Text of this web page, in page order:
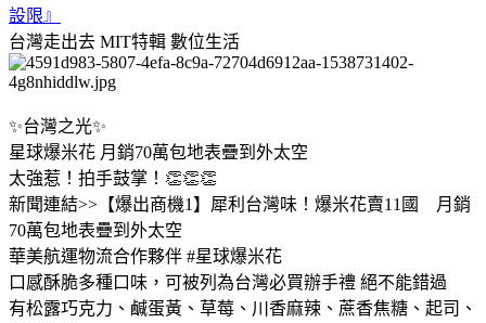
設限』
台灣走出去 MIT特輯 數位生活
✨台灣之光✨
星球爆米花 月銷70萬包地表疊到外太空
太強惹！拍手鼓掌！👏👏👏
新聞連結>>【爆出商機1】犀利台灣味！爆米花賣11國 月銷
70萬包地表疊到外太空
華美航運物流合作夥伴 #星球爆米花
口感酥脆多種口味，可被列為台灣必買辦手禮 絕不能錯過
有松露巧克力、鹹蛋黃、草莓、川香麻辣、蔗香焦糖、起司、